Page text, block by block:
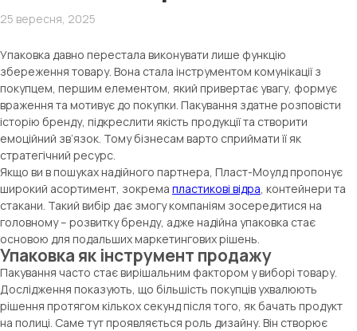
25 вересня, 2025
Упаковка давно перестала виконувати лише функцію
збереження товару. Вона стала інструментом комунікації з
покупцем, першим елементом, який привертає увагу, формує
враження та мотивує до покупки. Пакування здатне розповісти
історію бренду, підкреслити якість продукції та створити
емоційний зв’язок. Тому бізнесам варто сприймати її як
стратегічний ресурс.
Якщо ви в пошуках надійного партнера, Пласт-Моулд пропонує
широкий асортимент, зокрема пластикові відра, контейнери та
стакани. Такий вибір дає змогу компаніям зосередитися на
головному – розвитку бренду, адже надійна упаковка стає
основою для подальших маркетингових рішень.
Упаковка як інструмент продажу
Пакування часто стає вирішальним фактором у виборі товару.
Дослідження показують, що більшість покупців ухвалюють
рішення протягом кількох секунд після того, як бачать продукт
на полиці. Саме тут проявляється роль дизайну. Він створює